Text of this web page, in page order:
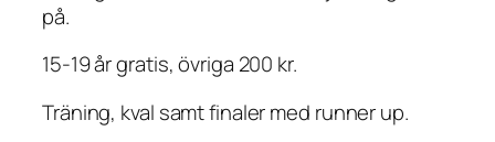
på.
15-19 år gratis, övriga 200 kr.
Träning, kval samt finaler med runner up.